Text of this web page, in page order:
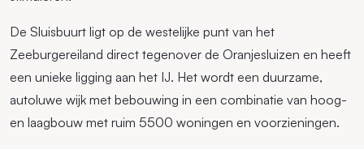
De Sluisbuurt ligt op de westelijke punt van het
Zeeburgereiland direct tegenover de Oranjesluizen en heeft
een unieke ligging aan het IJ. Het wordt een duurzame,
autoluwe wijk met bebouwing in een combinatie van hoog-
en laagbouw met ruim 5500 woningen en voorzieningen.